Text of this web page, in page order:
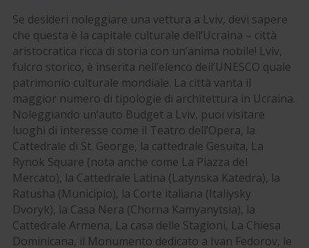
Se desideri noleggiare una vettura a Lviv, devi sapere
che questa è la capitale culturale dell’Ucraina – città
aristocratica ricca di storia con un’anima nobile! Lviv,
fulcro storico, è inserita nell’elenco deil’UNESCO quale
patrimonio culturale mondiale. La città vanta il
maggior numero di tipologie di architettura in Ucraina.
Noleggiando un’auto Budget a Lviv, puoi visitare
luoghi di interesse come il Teatro dell’Opera, la
Cattedrale di St. George, la cattedrale Gesuita, La
Rynok Square (nota anche come La Piazza del
Mercato), la Cattedrale Latina (Latynska Katedra), la
Ratusha (Municipio), la Corte italiana (Italiysky
Dvoryk), la Casa Nera (Chorna Kamyanytsia), la
Cattedrale Armena, La casa delle Stagioni, La Chiesa
Dominicana, il Monumento dedicato a Ivan Fedorov, le